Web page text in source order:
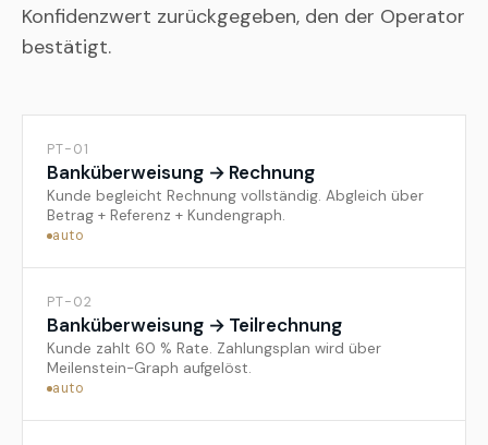
Konfidenzwert zurückgegeben, den der Operator
bestätigt.
PT-01
Banküberweisung → Rechnung
Kunde begleicht Rechnung vollständig. Abgleich über
Betrag + Referenz + Kundengraph.
auto
PT-02
Banküberweisung → Teilrechnung
Kunde zahlt 60 % Rate. Zahlungsplan wird über
Meilenstein-Graph aufgelöst.
auto